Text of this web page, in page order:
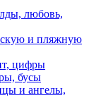
любовь,
и пляжную
цифры
бусы
и ангелы,